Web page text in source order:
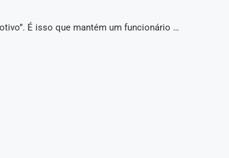
É isso que mantém um funcionário …